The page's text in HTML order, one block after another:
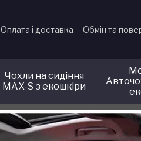
Оплата і доставка Обмін та
Чохли на сидіння
MAX-S з екошкіри